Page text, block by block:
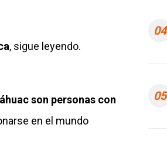
, sigue leyendo.
son personas con
en el mundo
04
05